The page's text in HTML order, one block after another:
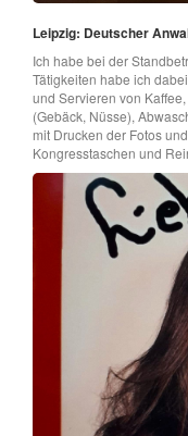
Leipzig: Deutscher
Ich habe bei der
Tätigkeiten habe ich
und Servieren von
(Gebäck, Nüsse),
mit Drucken der Fotos
Kongresstaschen und